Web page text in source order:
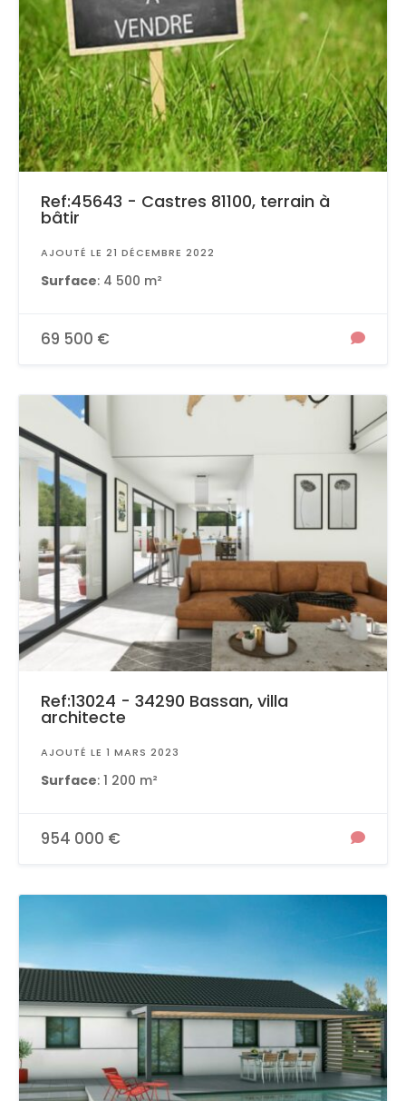
Ref:45643 - Castres 81100, terrain à
bâtir
AJOUTÉ LE 21 DÉCEMBRE 2022
Surface: 4 500 m²
69 500 €
Ref:13024 - 34290 Bassan, villa
architecte
AJOUTÉ LE 1 MARS 2023
Surface: 1 200 m²
954 000 €